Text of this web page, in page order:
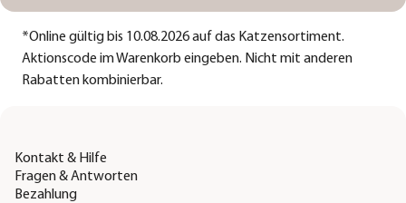
*Online gültig bis 10.08.2026 auf das Katzensortiment.
Aktionscode im Warenkorb eingeben. Nicht mit anderen
Rabatten kombinierbar.
Kontakt & Hilfe
Fragen & Antworten
Bezahlung